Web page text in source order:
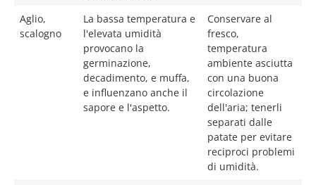
Aglio,
scalogno
La bassa temperatura e
l'elevata umidità
provocano la
germinazione,
decadimento, e muffa,
e influenzano anche il
sapore e l'aspetto.
Conservare al
fresco,
temperatura
ambiente asciutta
con una buona
circolazione
dell'aria; tenerli
separati dalle
patate per evitare
reciproci problemi
di umidità.